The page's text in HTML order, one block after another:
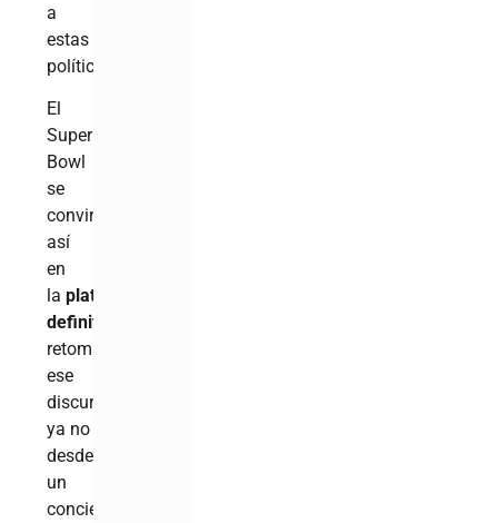
a
estas
políticas.
El
Super
Bowl
se
convirtió
así
en
laplataforma
definitiva
retomar
ese
discurso,
ya no
desde
un
concierto,